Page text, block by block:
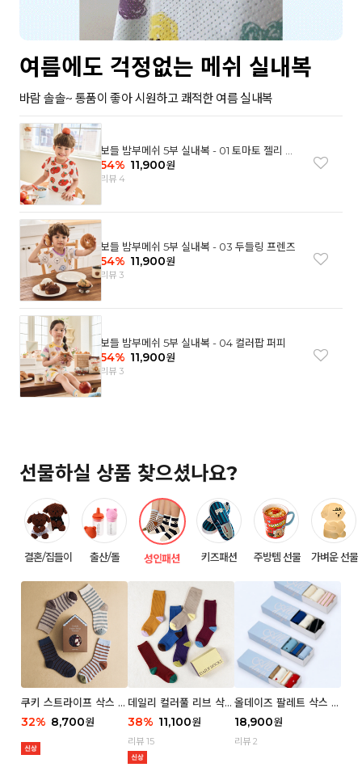
여름에도 걱정없는 메쉬 실내복
바람 솔솔~ 통품이 좋아 시원하고 쾌적한 여름 실내복
보들 밤부메쉬 5부 실내복 - 01 토마토 젤리 베
어
54% 11,900원
리뷰 4
보들 밤부메쉬 5부 실내복 - 03 두들링 프렌즈
54% 11,900원
리뷰 3
보들 밤부메쉬 5부 실내복 - 04 컬러팝 퍼피
54% 11,900원
리뷰 3
선물하실 상품 찾으셨나요?
결혼/집들이 출산/돌 성인패션 키즈패션 주방템 선물 가벼운 선물
쿠키 스트라이프 삭스 우
먼 2P
32% 8,700원
데일리 컬러풀 리브 삭스
우먼 3P 세트
38% 11,100원
리뷰 15
올데이즈 팔레트 삭스 우
먼 5P
18,900원
리뷰 2